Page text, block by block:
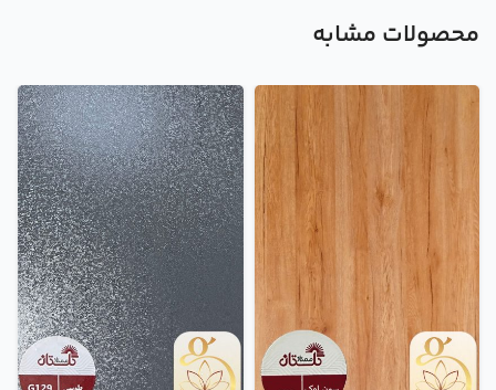
محصولات مشابه